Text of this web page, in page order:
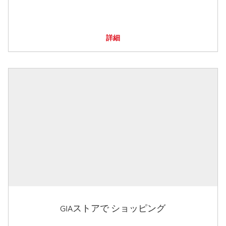
詳細
GIAストアで ショッピング